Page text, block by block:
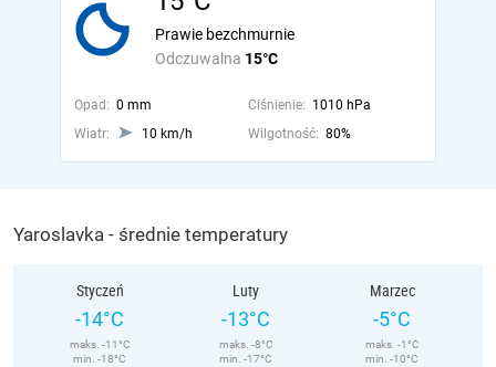
Odczuwalna 15°C
Prawie bezchmurnie
Opad: 0 mm Ciśnienie: 1010 hPa
Wiatr:
10 km/h Wilgotność: 80%
Yaroslavka - średnie temperatury
Styczeń
-14°C
maks. -11°C
min. -18°C
Luty
-13°C
maks. -8°C
min. -17°C
Marzec
-5°C
maks. -1°C
min. -10°C